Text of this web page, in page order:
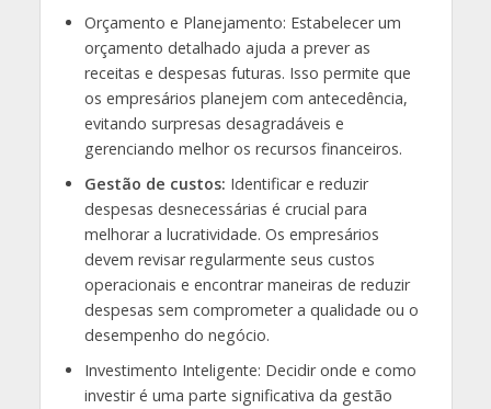
Orçamento e Planejamento: Estabelecer um
orçamento detalhado ajuda a prever as
receitas e despesas futuras. Isso permite que
os empresários planejem com antecedência,
evitando surpresas desagradáveis e
gerenciando melhor os recursos financeiros.
Gestão de custos: Identificar e reduzir
despesas desnecessárias é crucial para
melhorar a lucratividade. Os empresários
devem revisar regularmente seus custos
operacionais e encontrar maneiras de reduzir
despesas sem comprometer a qualidade ou o
desempenho do negócio.
Investimento Inteligente: Decidir onde e como
investir é uma parte significativa da gestão